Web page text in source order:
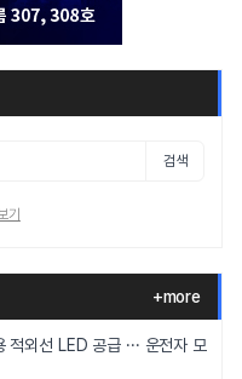
검색
기
+more
외선 LED 공급 ··· 운전자 모